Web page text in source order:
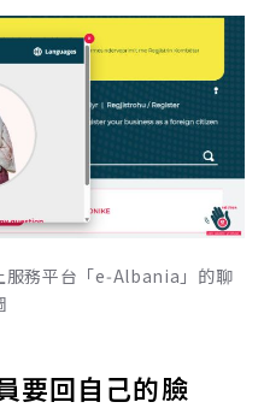
務平台「e‑Albania」的聊
要回自己的臉